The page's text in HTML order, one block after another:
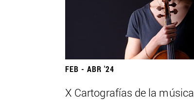
FEB - ABR '24
X Cartografías de la música